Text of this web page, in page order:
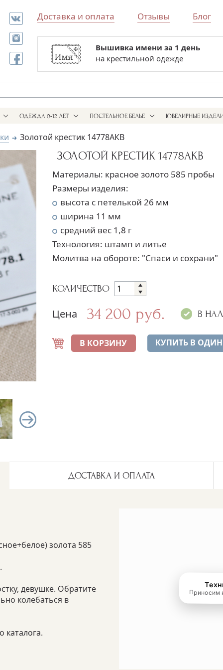
Доставка и оплата Отзывы Блог
Все для выписки и крестин
в одном магазине
Вышивка имени за 1 день
на крестильной одежде
ОДЕЖДА 0-12 ЛЕТ ПОСТЕЛЬНОЕ БЕЛЬЕ ЮВЕЛИРНЫЕ
Золотой крестик 14778АКВ
ЗОЛОТОЙ КРЕСТИК 14778АКВ
Материалы: красное золото 585 пробы
Размеры изделия:
высота с петелькой 26 мм
ширина 11 мм
средний вес 1,8 г
Технология: штамп и литье
Молитва на обороте: "Спаси и сохрани"
КОЛИЧЕСТВО
Цена 34 200 руб. В
В КОРЗИНУ КУПИТЬ В
ДОСТАВКА И ОПЛАТА
золота 585
девушке. Обратите
колебаться в
каталога.